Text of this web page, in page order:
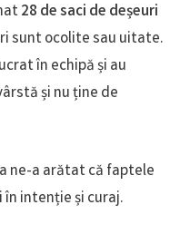
28 de saci de deșeuri
sunt ocolite sau uitate.
în echipă și au
și nu ține de
ne-a arătat că faptele
în intenție și curaj.